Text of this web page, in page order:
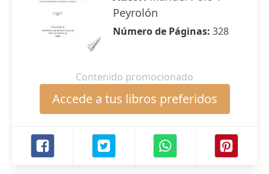
Peyrolón
Número de Páginas: 328
Contenido promocionado
Accede a tus libros preferidos